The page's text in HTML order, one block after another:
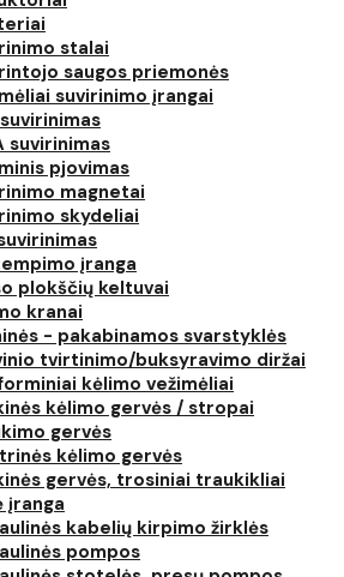
stalai
saugos priemonės
suvirinimo įrangai
suvirinimas
pjovimas
magnetai
skydeliai
įranga
plokščių keltuvai
kranai
- pakabinamos svarstyklės
tvirtinimo/buksyravimo diržai
kėlimo vežimėliai
kėlimo gervės / stropai
gervės
kėlimo gervės
gervės, trosiniai traukikliai
įranga
kabelių kirpimo žirklės
pompos